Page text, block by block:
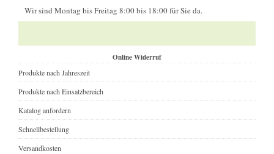
Wir sind Montag bis Freitag 8:00 bis 18:00 für Sie da.
Online Widerruf
Produkte nach Jahreszeit
Produkte nach Einsatzbereich
Katalog anfordern
Schnellbestellung
Versandkosten